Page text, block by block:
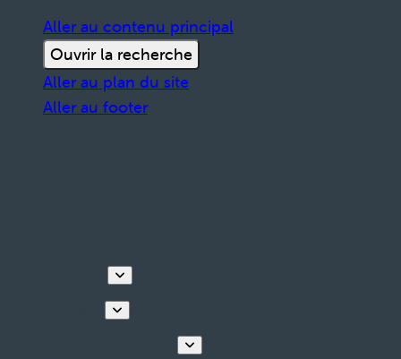
Aller au contenu principal
Ouvrir la recherche
Aller au plan du site
Aller au footer